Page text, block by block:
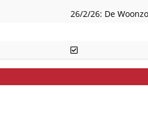
26/2/26: De
Afgedaan